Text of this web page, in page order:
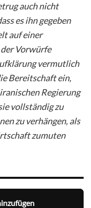
auch nicht
es ihn gegeben
auf einer
Vorwürfe
vermutlich
Bereitschaft ein,
Regierung
vollständig zu
zu verhängen, als
zumuten